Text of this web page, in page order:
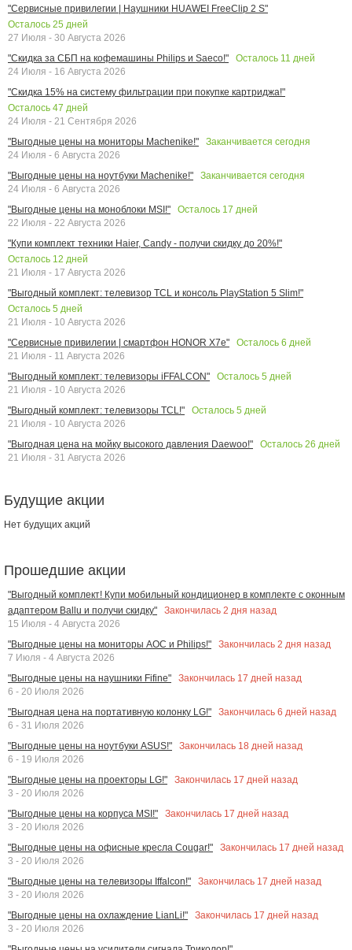
"Сервисные привилегии | Наушники HUAWEI FreeClip 2 S"
Осталось 25 дней
27 Июля - 30 Августа 2026
"Скидка за СБП на кофемашины Philips и Saeco!"
Осталось 11 дней
24 Июля - 16 Августа 2026
"Скидка 15% на систему фильтрации при покупке картриджа!"
Осталось 47 дней
24 Июля - 21 Сентября 2026
"Выгодные цены на мониторы Machenike!"
Заканчивается сегодня
24 Июля - 6 Августа 2026
"Выгодные цены на ноутбуки Machenike!"
Заканчивается сегодня
24 Июля - 6 Августа 2026
"Выгодные цены на моноблоки MSI!"
Осталось 17 дней
22 Июля - 22 Августа 2026
"Купи комплект техники Haier, Candy - получи скидку до 20%!"
Осталось 12 дней
21 Июля - 17 Августа 2026
"Выгодный комплект: телевизор TCL и консоль PlayStation 5 Slim!"
Осталось 5 дней
21 Июля - 10 Августа 2026
"Сервисные привилегии | смартфон HONOR X7e"
Осталось 6 дней
21 Июля - 11 Августа 2026
"Выгодный комплект: телевизоры iFFALCON"
Осталось 5 дней
21 Июля - 10 Августа 2026
"Выгодный комплект: телевизоры TCL!"
Осталось 5 дней
21 Июля - 10 Августа 2026
"Выгодная цена на мойку высокого давления Daewoo!"
Осталось 26 дней
21 Июля - 31 Августа 2026
Будущие акции
Нет будущих акций
Прошедшие акции
"Выгодный комплект! Купи мобильный кондиционер в комплекте с оконным
адаптером Ballu и получи скидку"
Закончилась 2 дня назад
15 Июля - 4 Августа 2026
"Выгодные цены на мониторы AOC и Philips!"
Закончилась 2 дня назад
7 Июля - 4 Августа 2026
"Выгодные цены на наушники Fifine"
Закончилась 17 дней назад
6 - 20 Июля 2026
"Выгодная цена на портативную колонку LG!"
Закончилась 6 дней назад
6 - 31 Июля 2026
"Выгодные цены на ноутбуки ASUS!"
Закончилась 18 дней назад
6 - 19 Июля 2026
"Выгодные цены на проекторы LG!"
Закончилась 17 дней назад
3 - 20 Июля 2026
"Выгодные цены на корпуса MSI!"
Закончилась 17 дней назад
3 - 20 Июля 2026
"Выгодные цены на офисные кресла Cougar!"
Закончилась 17 дней назад
3 - 20 Июля 2026
"Выгодные цены на телевизоры Iffalcon!"
Закончилась 17 дней назад
3 - 20 Июля 2026
"Выгодные цены на охлаждение LianLi!"
Закончилась 17 дней назад
3 - 20 Июля 2026